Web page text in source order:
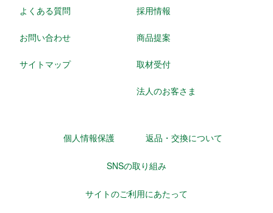
よくある質問
お問い合わせ
サイトマップ
採用情報
商品提案
取材受付
法人のお客さま
個人情報保護 返品・交換について
SNSの取り組み
サイトのご利用にあたって